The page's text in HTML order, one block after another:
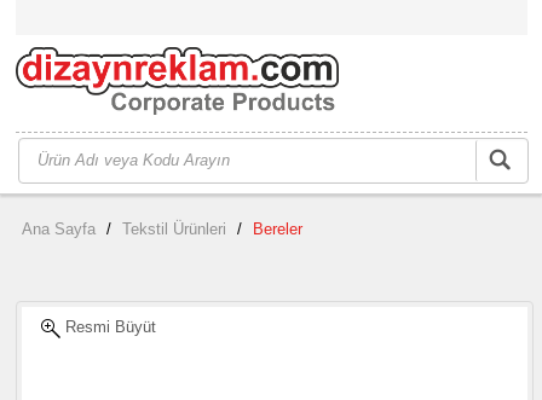
Ana Sayfa / Tekstil Ürünleri / Bereler
Resmi Büyüt